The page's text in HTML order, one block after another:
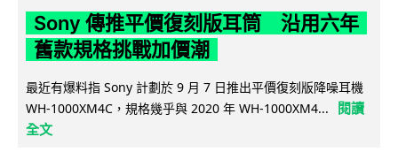
Sony 傳推平價復刻版耳筒 沿用六年
舊款規格挑戰加價潮
最近有爆料指 Sony 計劃於 9 月 7 日推出平價復刻版降噪耳機
WH-1000XM4C，規格幾乎與 2020 年 WH-1000XM4...
閱讀
全文